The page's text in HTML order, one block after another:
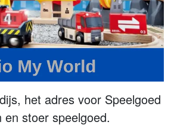
het adres voor Speelgoed
en stoer speelgoed.